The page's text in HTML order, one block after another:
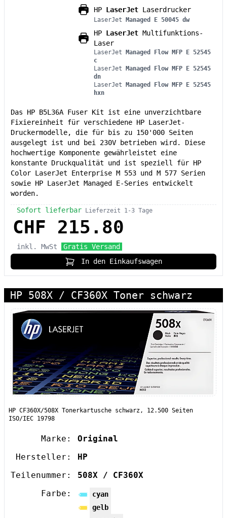
HP LaserJet Laserdrucker
LaserJet Managed E 50045 dw
HP LaserJet Multifunktions-
Laser
LaserJet Managed Flow MFP E 52545
c
LaserJet Managed Flow MFP E 52545
dn
LaserJet Managed Flow MFP E 52545
hxn
Das HP B5L36A Fuser Kit ist eine unverzichtbare
Fixiereinheit für verschiedene HP LaserJet-
Druckermodelle, die für bis zu 150'000 Seiten
ausgelegt ist und bei 230V betrieben wird. Diese
hochwertige Komponente gewährleistet eine
konstante Druckqualität und ist speziell für HP
Color LaserJet Enterprise M 553 und M 577 Serien
sowie HP LaserJet Managed E-Series entwickelt
worden.
Sofort lieferbar Lieferzeit 1-3 Tage
CHF 215.80
inkl. MwSt
Gratis Versand
In den Einkaufswagen
HP 508X / CF360X Toner schwarz
HP CF360X/508X Tonerkartusche schwarz, 12.500 Seiten
ISO/IEC 19798
Marke:
Original
Hersteller:
HP
Teilenummer:
508X / CF360X
Farbe:
cyan
gelb